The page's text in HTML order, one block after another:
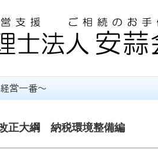
正大綱 納税環境整備編